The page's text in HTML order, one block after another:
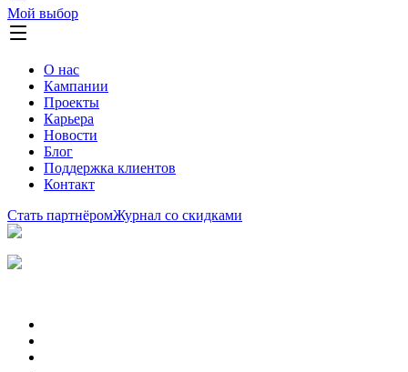
Мой выбор
О нас
Кампании
Проекты
Карьера
Новости
Блог
Поддержка клиентов
Контакт
Стать партнёромЖурнал со скидками